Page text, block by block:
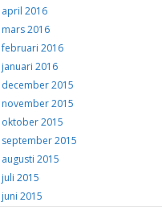
april 2016
mars 2016
februari 2016
januari 2016
december 2015
november 2015
oktober 2015
september 2015
augusti 2015
juli 2015
juni 2015